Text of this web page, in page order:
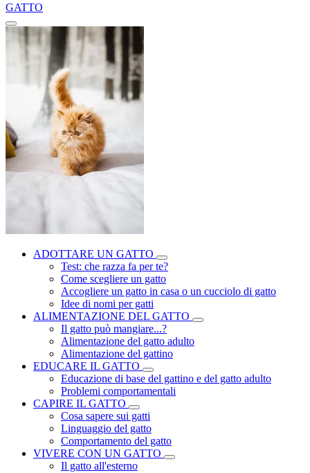
GATTO
ADOTTARE UN GATTO
Test: che razza fa per te?
Come scegliere un gatto
Accogliere un gatto in casa o un cucciolo di gatto
Idee di nomi per gatti
ALIMENTAZIONE DEL GATTO
Il gatto può mangiare...?
Alimentazione del gatto adulto
Alimentazione del gattino
EDUCARE IL GATTO
Educazione di base del gattino e del gatto adulto
Problemi comportamentali
CAPIRE IL GATTO
Cosa sapere sui gatti
Linguaggio del gatto
Comportamento del gatto
VIVERE CON UN GATTO
Il gatto all'esterno